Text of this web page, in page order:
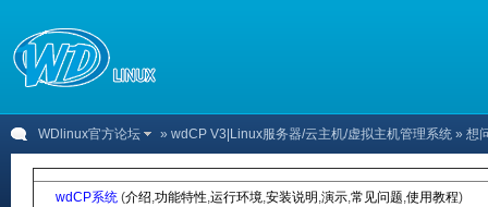
WDlinux官方论坛 » wdCP V3|Linux服务器/云主机/虚拟主机管理系统 » 想
wdCP系统 (介绍,功能特性,运行环境,安装说明 ,演示,常见问题,使用教程)